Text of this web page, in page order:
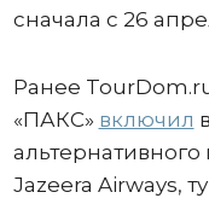
сначала с 26
Ранее
«ПАКС» включил
Jazeera Airways,